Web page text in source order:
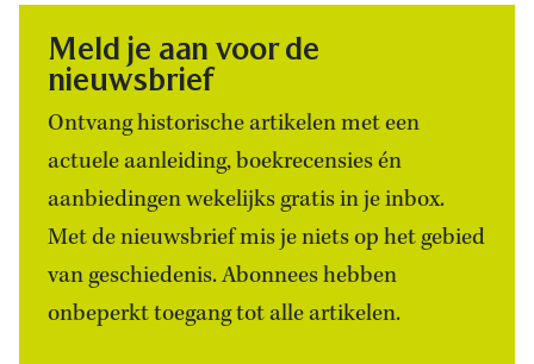
Meld je aan voor de
nieuwsbrief
Ontvang historische artikelen met een
actuele aanleiding, boekrecensies én
aanbiedingen wekelijks gratis in je inbox.
Met de nieuwsbrief mis je niets op het gebied
van geschiedenis. Abonnees hebben
onbeperkt toegang tot alle artikelen.